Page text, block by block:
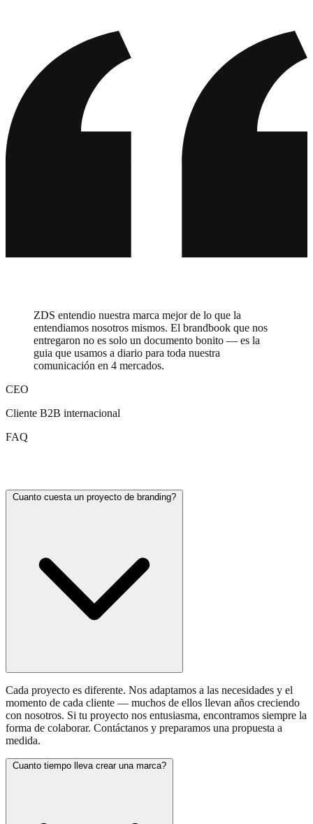
ZDS entendio nuestra marca mejor de lo que la
entendiamos nosotros mismos. El brandbook que nos
entregaron no es solo un documento bonito — es la
guia que usamos a diario para toda nuestra
comunicación en 4 mercados.
CEO
Cliente B2B internacional
FAQ
Cuanto cuesta un proyecto de branding?
Cada proyecto es diferente. Nos adaptamos a las necesidades y el
momento de cada cliente — muchos de ellos llevan años creciendo
con nosotros. Si tu proyecto nos entusiasma, encontramos siempre la
forma de colaborar. Contáctanos y preparamos una propuesta a
medida.
Cuanto tiempo lleva crear una marca?